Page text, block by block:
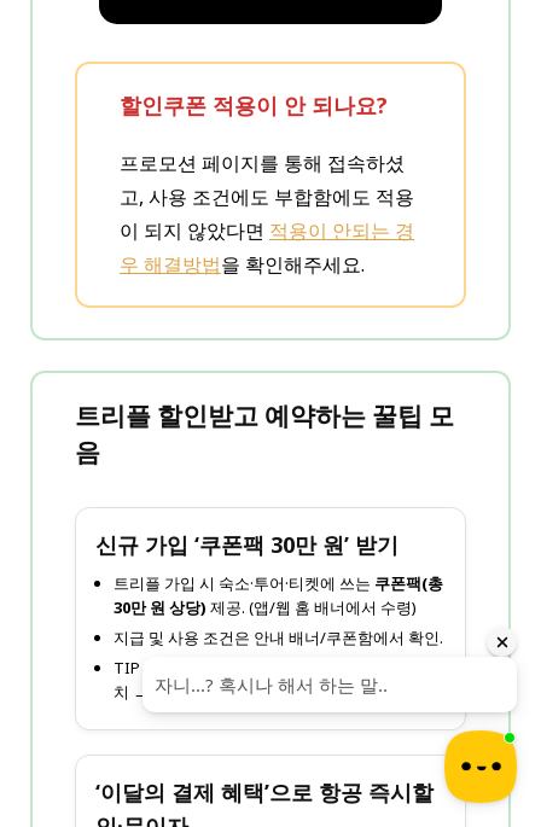
할인쿠폰 적용이 안 되나요?
프로모션 페이지를 통해 접속하셨
고, 사용 조건에도 부합함에도 적용
이 되지 않았다면 적용이 안되는 경
우 해결방법을 확인해주세요.
트리플 할인받고 예약하는 꿀팁 모
음
신규 가입 ‘쿠폰팩 30만 원’ 받기
트리플 가입 시 숙소·투어·티켓에 쓰는 쿠폰팩(총
30만 원 상당) 제공. (앱/웹 홈 배너에서 수령)
지급 및 사용 조건은 안내 배너/쿠폰함에서 확인.
TIP : 가입 직후 홈에서 ‘신규 가입 선물’ 배너 터
치 → 쿠폰함 저장 여부 체크.
‘이달의 결제 혜택’으로 항공 즉시할